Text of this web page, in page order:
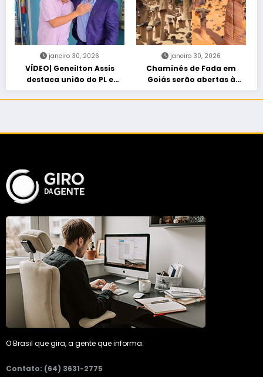
janeiro 30, 2026
VÍDEO| Geneilton Assis
destaca união do PL e
consolidação de apoio a
Maycon Tombini em Jataí
janeiro 30, 2026
Chaminés de Fada em
Goiás serão abertas à
visitação controlada
O Brasil que gira, a gente que informa.
Contato: (64) 3631-2775